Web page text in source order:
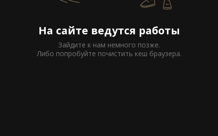
На сайте ведутся работы
Зайдите к нам немного позже.
Либо попробуйте почистить кеш браузера.